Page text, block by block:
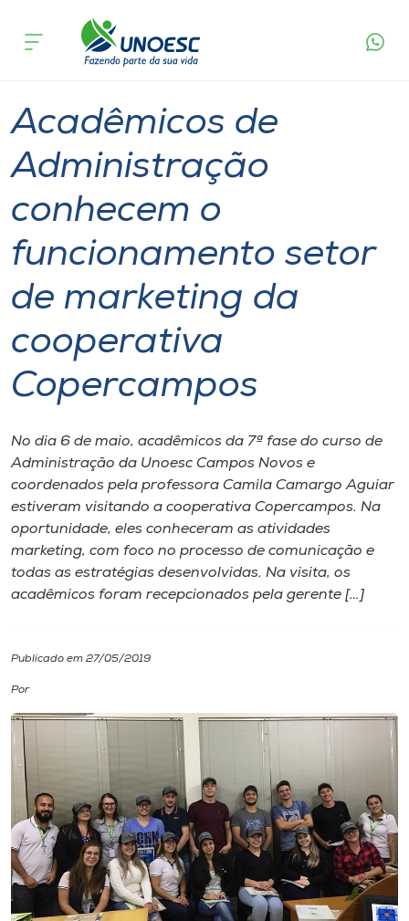
Cursos
Pesquisa
Atendimento ao Estudante
Portal de Ensino
Unoesc
Internacionalização
I.nova
Diplomados
Cultura
Biblioteca
Editora
Rádio
Museu
Unoesc
Store
acontece
cooperativa Copercampos
Acadêmicos de
Administração
conhecem o
funcionamento setor
de marketing da
cooperativa
Copercampos
No dia 6 de maio, acadêmicos da 7ª fase do curso de
Administração da Unoesc Campos Novos e
coordenados pela professora Camila Camargo Aguiar
estiveram visitando a cooperativa Copercampos. Na
oportunidade, eles conheceram as atividades
marketing, com foco no processo de comunicação e
todas as estratégias desenvolvidas. Na visita, os
acadêmicos foram recepcionados pela gerente […]
Publicado em 27/05/2019
Por